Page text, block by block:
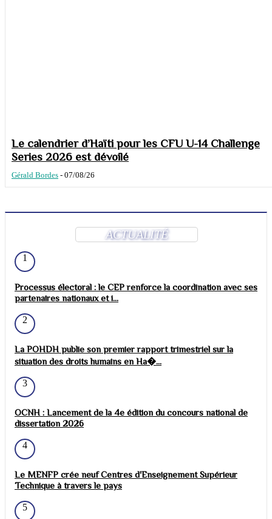
Le calendrier d’Haïti pour les CFU U-14 Challenge
Series 2026 est dévoilé
Gérald Bordes - 07/08/26
ACTUALITÉ
1
Processus électoral : le CEP renforce la coordination avec ses
partenaires nationaux et i...
2
La POHDH publie son premier rapport trimestriel sur la
situation des droits humains en Ha�...
3
OCNH : Lancement de la 4e édition du concours national de
dissertation 2026
4
Le MENFP crée neuf Centres d'Enseignement Supérieur
Technique à travers le pays
5